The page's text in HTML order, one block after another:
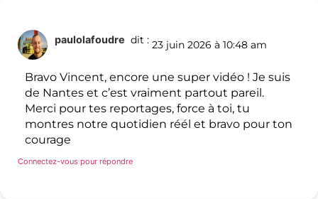
paulolafoudre dit : 23 juin 2026 à 10:48 am
Bravo Vincent, encore une super vidéo ! Je suis
de Nantes et c’est vraiment partout pareil.
Merci pour tes reportages, force à toi, tu
montres notre quotidien réél et bravo pour ton
courage
Connectez-vous pour répondre